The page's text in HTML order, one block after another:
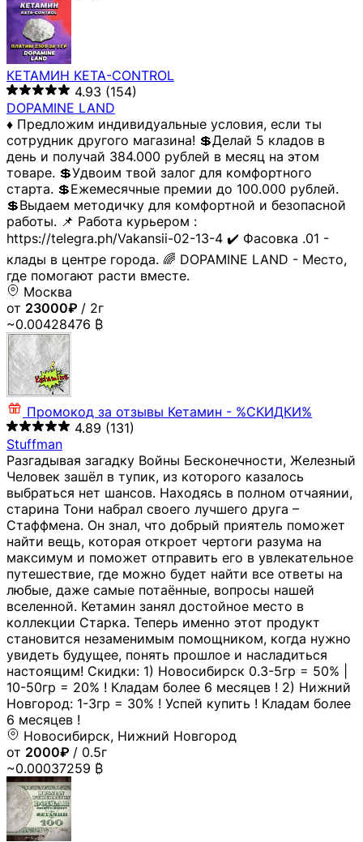
КЕТАМИН KETA-CONTROL
4.93 (154)
DOPAMINE LAND
♦️ Предложим индивидуальные условия, если ты
сотрудник другого магазина! 💲Делай 5 кладов в
день и получай 384.000 рублей в месяц на этом
товаре. 💲Удвоим твой залог для комфортного
старта. 💲Ежемесячные премии до 100.000 рублей.
💲Выдаем методичку для комфортной и безопасной
работы. 📌 Работа курьером :
https://telegra.ph/Vakansii-02-13-4 ✔️ Фасовка .01 -
клады в центре города. 🌈 DOPAMINE LAND - Место,
где помогают расти вместе.
Москва
от 23000₽ / 2г
~0.00428476 ₿
Промокод за отзывы Кетамин - %СКИДКИ%
4.89 (131)
Stuffman
Разгадывая загадку Войны Бесконечности, Железный
Человек зашёл в тупик, из которого казалось
выбраться нет шансов. Находясь в полном отчаянии,
старина Тони набрал своего лучшего друга –
Стаффмена. Он знал, что добрый приятель поможет
найти вещь, которая откроет чертоги разума на
максимум и поможет отправить его в увлекательное
путешествие, где можно будет найти все ответы на
любые, даже самые потаённые, вопросы нашей
вселенной. Кетамин занял достойное место в
коллекции Старка. Теперь именно этот продукт
становится незаменимым помощником, когда нужно
увидеть будущее, понять прошлое и насладиться
настоящим! Скидки: 1) Новосибирск 0.3-5гр = 50% |
10-50гр = 20% ! Кладам более 6 месяцев ! 2) Нижний
Новгород: 1-3гр = 30% ! Успей купить ! Кладам более
6 месяцев !
Новосибирск, Нижний Новгород
от 2000₽ / 0.5г
~0.00037259 ₿